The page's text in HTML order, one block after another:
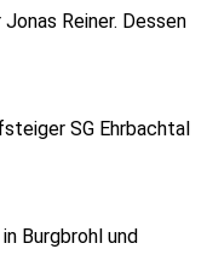
Reiner. Dessen
SG Ehrbachtal
Burgbrohl und